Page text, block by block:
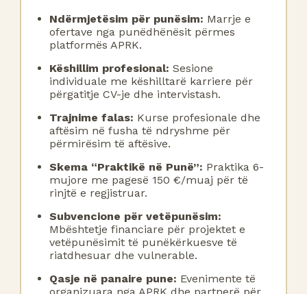
Ndërmjetësim për punësim: Marrje e
ofertave nga punëdhënësit përmes
platformës APRK.
Këshillim profesional: Sesione
individuale me këshilltarë karriere për
përgatitje CV-je dhe intervistash.
Trajnime falas: Kurse profesionale dhe
aftësim në fusha të ndryshme për
përmirësim të aftësive.
Skema “Praktikë në Punë”: Praktika 6-
mujore me pagesë 150 €/muaj për të
rinjtë e regjistruar.
Subvencione për vetëpunësim:
Mbështetje financiare për projektet e
vetëpunësimit të punëkërkuesve të
riatdhesuar dhe vulnerable.
Qasje në panaire pune: Evenimente të